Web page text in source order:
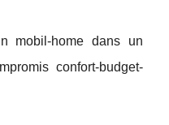
mobil-home dans un
confort-budget-